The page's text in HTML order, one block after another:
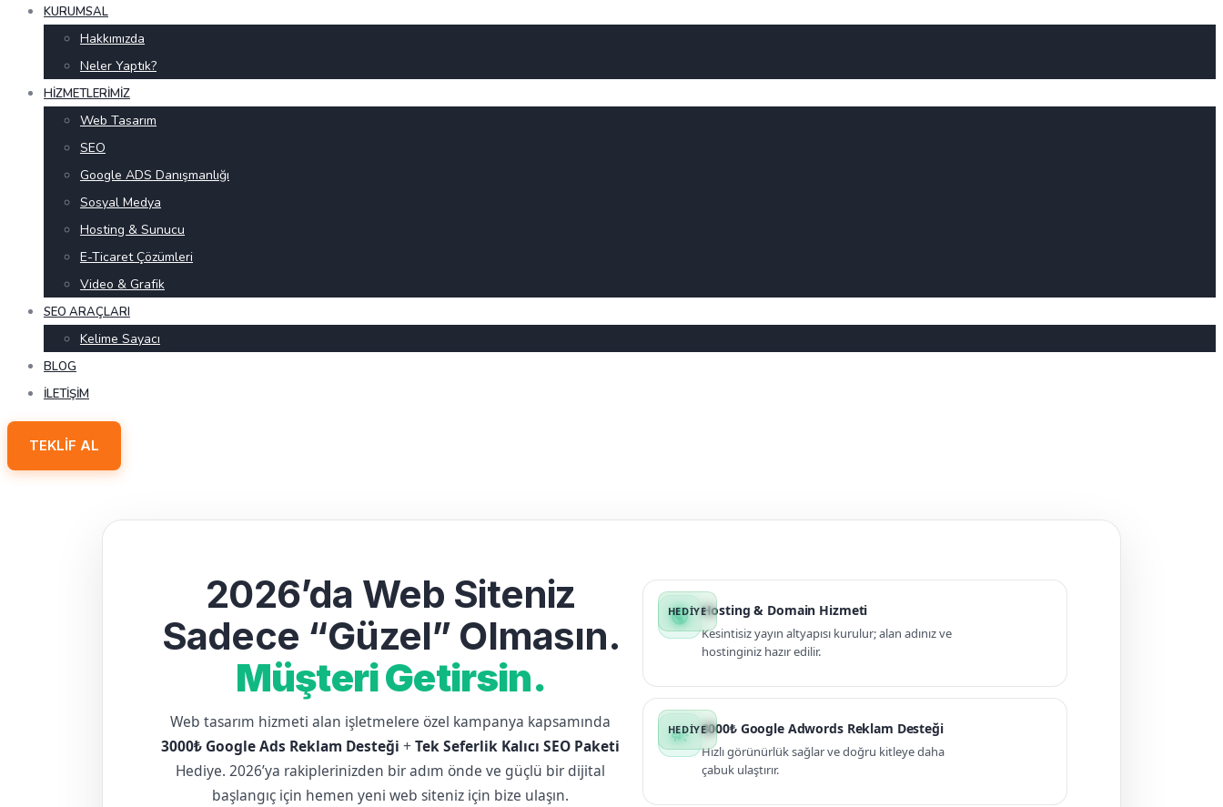
KURUMSAL
Hakkımızda
Neler Yaptık?
HIZMETLERIMIZ
Web Tasarım
SEO
Google ADS Danışmanlığı
Sosyal Medya
Hosting & Sunucu
E-Ticaret Çözümleri
Video & Grafik
SEO ARAÇLARI
Kelime Sayacı
BLOG
İLETIŞIM
TEKLIF AL
2026’da Web Siteniz
Sadece “Güzel” Olmasın.
Müşteri Getirsin.
Web tasarım hizmeti alan işletmelere özel kampanya kapsamında
3000₺ Google Ads Reklam Desteği +Tek Seferlik Kalıcı SEO Paketi
Hediye. 2026’ya rakiplerinizden bir adım önde ve güçlü bir dijital
başlangıç için hemen yeni web siteniz için bize ulaşın.
public Hosting & Domain Hizmeti
Kesintisiz yayın altyapısı kurulur; alan adınız ve
hostinginiz hazır edilir.
campaign 3000₺ Google Adwords Reklam Desteği
Hızlı görünürlük sağlar ve doğru kitleye daha
çabuk ulaştırır.